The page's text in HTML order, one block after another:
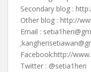
Secondary blog :
Other blog : http://
Email :
Facebook:http://
Twitter : @setia1heri